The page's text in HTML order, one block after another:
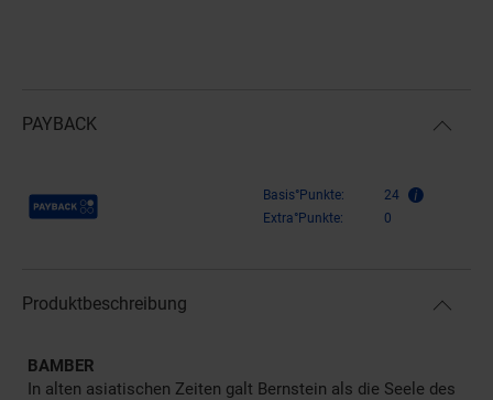
PAYBACK
Payback Punkte Basis°Punkte:
24
Extra°Punkte:
0
Produktbeschreibung
BAMBER
In alten asiatischen Zeiten galt Bernstein als die Seele des